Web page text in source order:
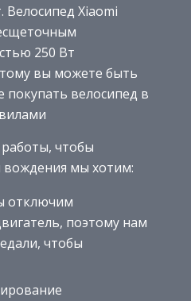
Xiaomi
250 Вт
вы можете быть
покупать велосипед в
чтобы
вождения мы хотим:
отключим
поэтому нам
чтобы